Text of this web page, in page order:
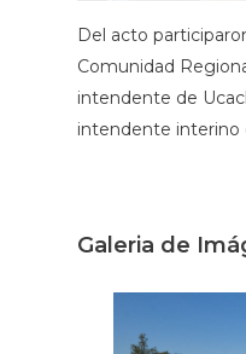
Del acto
Comunidad
intendente de
intendente interino
Galeria de